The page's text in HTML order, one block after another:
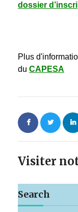
dossier
Plus
du CAPESA
Visiter
Search